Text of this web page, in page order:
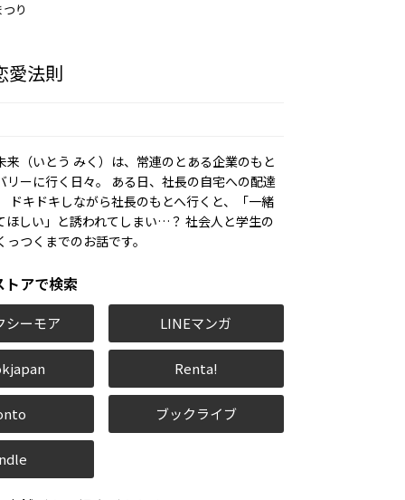
り
愛法則
来（いとう みく）は、常連のとある企業のもと
リーに行く日々。 ある日、社長の自宅への配達
ドキドキしながら社長のもとへ行くと、「一緒
ほしい」と誘われてしまい…？ 社会人と学生の
つくまでのお話です。
アで検索
シーモア LINEマンガ
Renta!
ブックライブ